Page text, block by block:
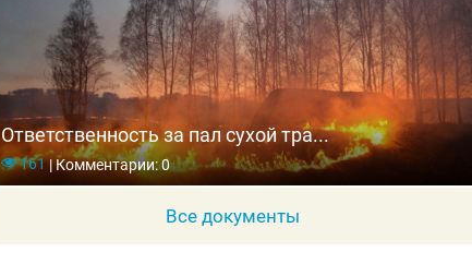
Ответственность за пал сухой тра...
161|Комментарии: 0
Все документы